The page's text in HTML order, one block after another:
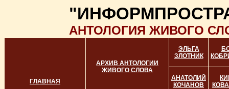
АНТОЛОГИЯ ЖИВОГО
ГЛАВНАЯ
АРХИВ АНТОЛОГИИ
ЖИВОГО СЛОВА
ЭЛЬГА
ЗЛОТНИК
АНАТОЛИЙ
КОЧАНОВ